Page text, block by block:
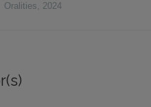
Oralities, 2024